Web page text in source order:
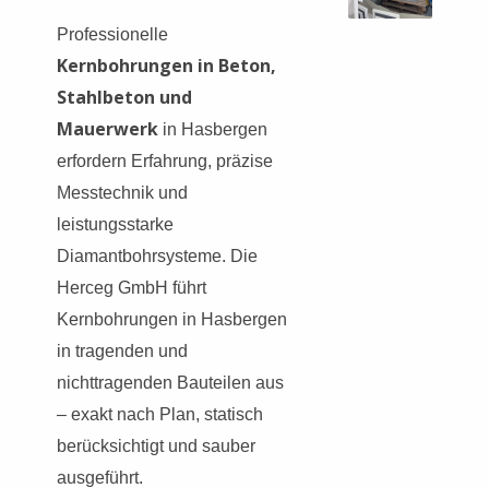
Professionelle
Kernbohrungen in Beton,
Stahlbeton und
Mauerwerk in Hasbergen
erfordern Erfahrung, präzise
Messtechnik und
leistungsstarke
Diamantbohrsysteme. Die
Herceg GmbH führt
Kernbohrungen in Hasbergen
in tragenden und
nichttragenden Bauteilen aus
– exakt nach Plan, statisch
berücksichtigt und sauber
ausgeführt.